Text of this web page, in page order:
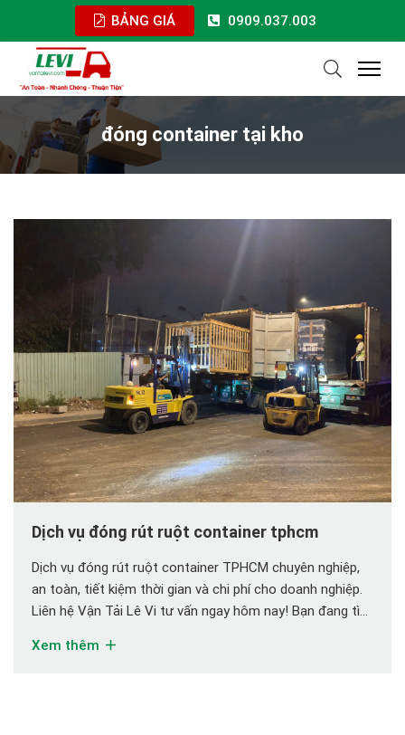
BẢNG GIÁ 0909.037.003
đóng container tại kho
Dịch vụ đóng rút ruột container tphcm
Dịch vụ đóng rút ruột container TPHCM chuyên nghiệp,
an toàn, tiết kiệm thời gian và chi phí cho doanh nghiệp.
Liên hệ Vận Tải Lê Vi tư vấn ngay hôm nay! Bạn đang tìm
nghiệp, nhanh chóng và tiết kiệm chi phí? Bạn cần giải […]
Xem thêm